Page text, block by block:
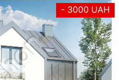
- 3000 UAH